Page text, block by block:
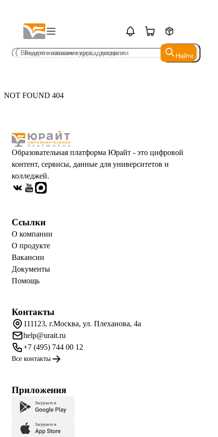
Найти
Найти
NOT FOUND 404
Образовательная платформа Юрайт - это цифровой
контент, сервисы, данные для университетов и
колледжей.
Ссылки
О компании
О продукте
Вакансии
Документы
Помощь
Контакты
111123, г.Москва, ул. Плеханова, 4а
help@urait.ru
+7 (495) 744 00 12
Все контакты
Приложения